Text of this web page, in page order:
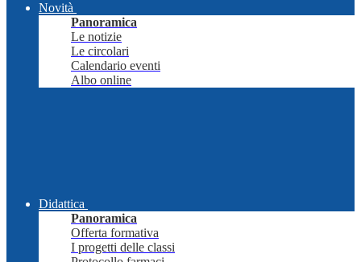
Novità
Panoramica
Le notizie
Le circolari
Calendario eventi
Albo online
Didattica
Panoramica
Offerta formativa
I progetti delle classi